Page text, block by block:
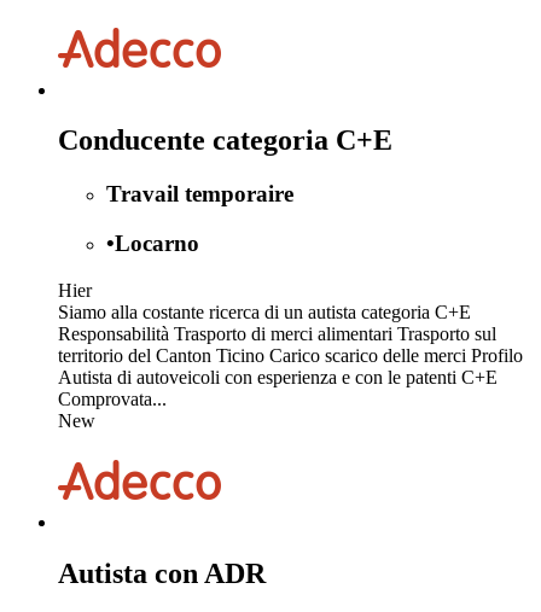
Conducente categoria C+E
Travail temporaire
•Locarno
Hier
Siamo alla costante ricerca di un autista categoria C+E
Responsabilità Trasporto di merci alimentari Trasporto sul
territorio del Canton Ticino Carico scarico delle merci Profilo
Autista di autoveicoli con esperienza e con le patenti C+E
Comprovata...
New
Autista con ADR